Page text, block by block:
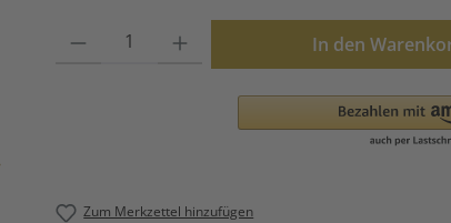
Produkt Anzahl: Gib den gewünschten Wert ein
In den
Zum Merkzettel hinzufügen